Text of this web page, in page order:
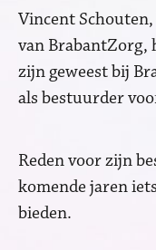
Vincent
van BrabantZorg,
zijn geweest bij
als bestuurder
Reden voor zijn
komende jaren
bieden.